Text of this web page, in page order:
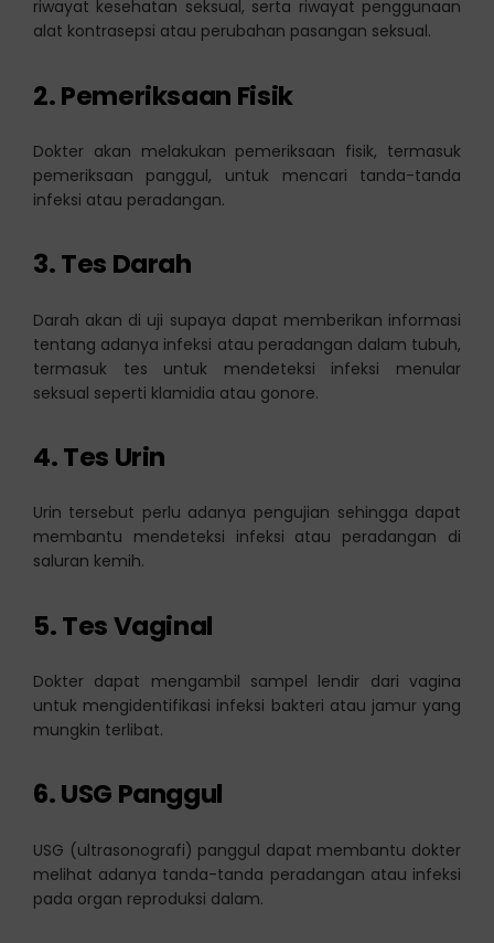
riwayat kesehatan seksual, serta riwayat penggunaan
alat kontrasepsi atau perubahan pasangan seksual.
2.Pemeriksaan Fisik
Dokter akan melakukan pemeriksaan fisik, termasuk
pemeriksaan panggul, untuk mencari tanda-tanda
infeksi atau peradangan.
3.Tes Darah
Darah akan di uji supaya dapat memberikan informasi
tentang adanya infeksi atau peradangan dalam tubuh,
termasuk tes untuk mendeteksi infeksi menular
seksual seperti klamidia atau gonore.
4.Tes Urin
Urin tersebut perlu adanya pengujian sehingga dapat
membantu mendeteksi infeksi atau peradangan di
saluran kemih.
5.Tes Vaginal
Dokter dapat mengambil sampel lendir dari vagina
untuk mengidentifikasi infeksi bakteri atau jamur yang
mungkin terlibat.
6.USG Panggul
USG (ultrasonografi) panggul dapat membantu dokter
melihat adanya tanda-tanda peradangan atau infeksi
pada organ reproduksi dalam.